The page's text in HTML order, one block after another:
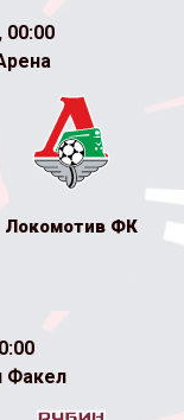
00:00
Локомотив ФК
Факел